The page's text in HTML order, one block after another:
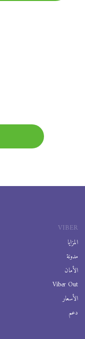
VIBER
المزايا
مدونة
الأمان
Viber Out
الأسعار
دعم